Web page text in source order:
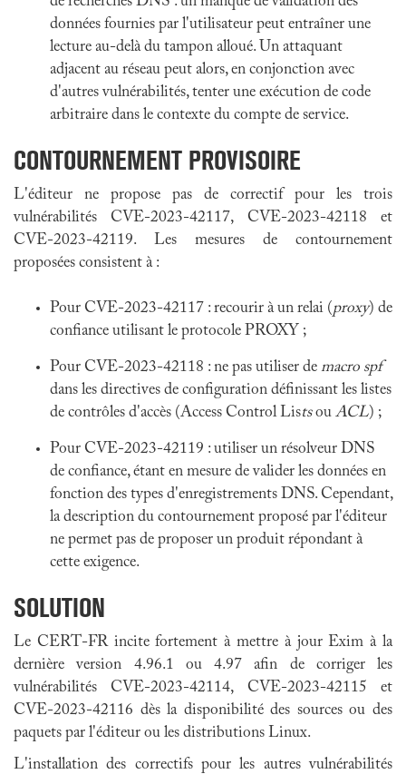
données fournies par l'utilisateur peut entraîner une
lecture au-delà du tampon alloué. Un attaquant
adjacent au réseau peut alors, en conjonction avec
d'autres vulnérabilités, tenter une exécution de code
arbitraire dans le contexte du compte de service.
CONTOURNEMENT PROVISOIRE
L'éditeur ne propose pas de correctif pour les trois
vulnérabilités CVE-2023-42117, CVE-2023-42118 et
CVE-2023-42119. Les mesures de contournement
proposées consistent à :
Pour CVE-2023-42117 : recourir à un relai (proxy) de
confiance utilisant le protocole PROXY ;
Pour CVE-2023-42118 : ne pas utiliser de macro spf
dans les directives de configuration définissant les listes
de contrôles d'accès (Access Control Listsou ACL) ;
Pour CVE-2023-42119 : utiliser un résolveur DNS
de confiance, étant en mesure de valider les données en
fonction des types d'enregistrements DNS. Cependant,
la description du contournement proposé par l'éditeur
ne permet pas de proposer un produit répondant à
cette exigence.
SOLUTION
Le CERT-FR incite fortement à mettre à jour Exim à la
dernière version 4.96.1 ou 4.97 afin de corriger les
vulnérabilités CVE-2023-42114, CVE-2023-42115 et
CVE-2023-42116 dès la disponibilité des sources ou des
paquets par l'éditeur ou les distributions Linux.
L'installation des correctifs pour les autres vulnérabilités